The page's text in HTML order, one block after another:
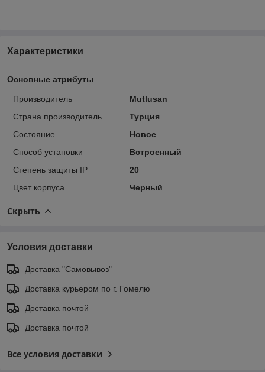
Характеристики
Основные атрибуты
Производитель
Mutlusan
Страна производитель
Турция
Состояние
Новое
Способ установки
Встроенный
Степень защиты IP
20
Цвет корпуса
Черный
Скрыть
Условия доставки
Доставка "Самовывоз"
Доставка курьером по г. Гомелю
Доставка почтой
Доставка почтой
Все условия доставки